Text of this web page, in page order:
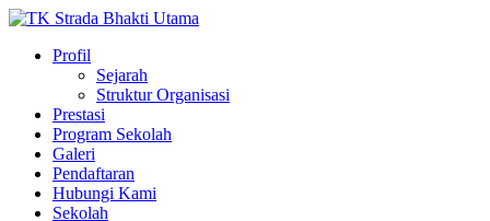
Profil
Sejarah
Struktur Organisasi
Prestasi
Program Sekolah
Galeri
Pendaftaran
Hubungi Kami
Sekolah